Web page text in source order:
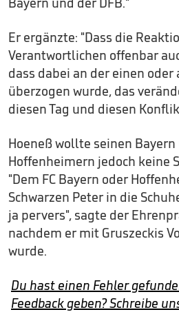
Er ergänzte: "Dass die
Verantwortlichen offenbar
dass dabei an der einen
überzogen wurde, das
­diesen Tag und diesen
Hoeneß wollte seinen
Hoffenheimern jedoch keine
"Dem FC Bayern oder
Schwarzen Peter in die
ja pervers", sagte der
nachdem er mit Gruszeckis
wurde.
Du hast einen Fehler
Feedback geben? Schreibe